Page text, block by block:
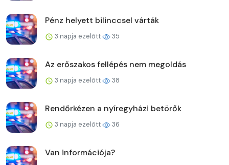
Pénz helyett bilinccsel várták
3 napja ezelőtt 35
Az erőszakos fellépés nem megoldás
3 napja ezelőtt 38
Rendőrkézen a nyíregyházi betörők
3 napja ezelőtt 36
Van információja?